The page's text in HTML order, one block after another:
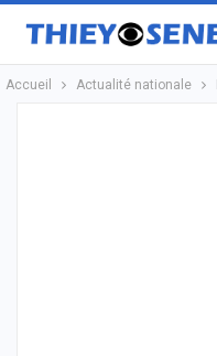
Accueil Actualité nationale